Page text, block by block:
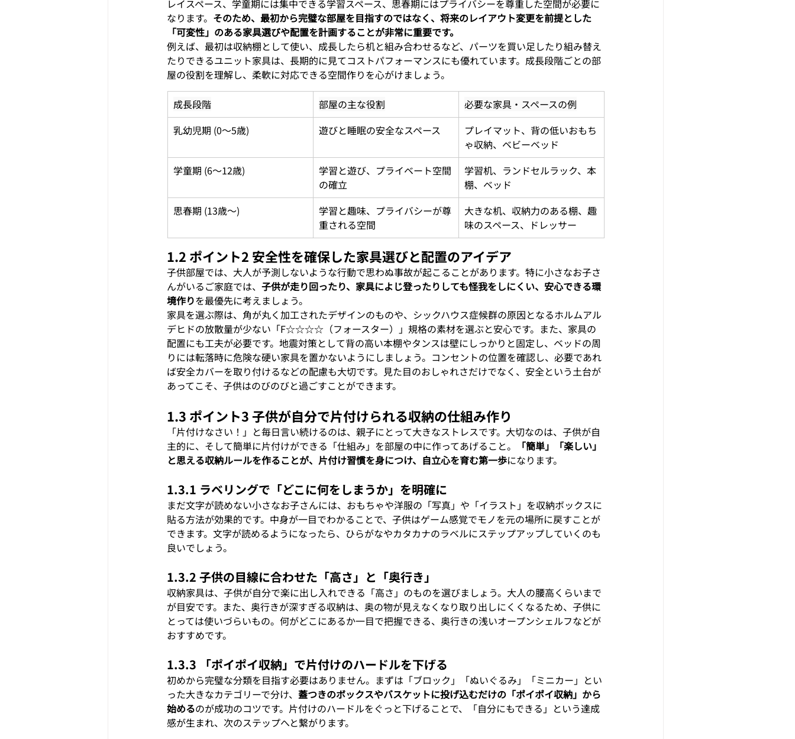
レイスペース、学童期には集中できる学習スペース、思春期にはプライバシーを尊重した空間が必要に
なります。 そのため、最初から完璧な部屋を目指すのではなく、将来のレイアウト変更を前提とした
「可変性」のある家具選びや配置を計画することが非常に重要です。
例えば、最初は収納棚として使い、成長したら机と組み合わせるなど、パーツを買い足したり組み替え
たりできるユニット家具は、長期的に見てコストパフォーマンスにも優れています。成長段階ごとの部
屋の役割を理解し、柔軟に対応できる空間作りを心がけましょう。
成長段階 部屋の主な役割
必要な家具・スペースの例
乳幼児期 (0〜5歳)
遊びと睡眠の安全なスペース
プレイマット、背の低いおもち
ゃ収納、ベビーベッド
学童期 (6〜12歳)
学習と遊び、プライベート空間
の確立
学習机、ランドセルラック、本
棚、ベッド
思春期 (13歳〜)
学習と趣味、プライバシーが尊
重される空間
大きな机、収納力のある棚、趣
味のスペース、ドレッサー
1.2 ポイント2 安全性を確保した家具選びと配置のアイデア
子供部屋では、大人が予測しないような行動で思わぬ事故が起こることがあります。特に小さなお子さ
んがいるご家庭では、 子供が走り回ったり、家具によじ登ったりしても怪我をしにくい、安心できる環
境作りを最優先に考えましょう。
家具を選ぶ際は、角が丸く加工されたデザインのものや、シックハウス症候群の原因となるホルムアル
デヒドの放散量が少ない「F☆☆☆☆（フォースター）」規格の素材を選ぶと安心です。また、家具の
配置にも工夫が必要です。地震対策として背の高い本棚やタンスは壁にしっかりと固定し、ベッドの周
りには転落時に危険な硬い家具を置かないようにしましょう。コンセントの位置を確認し、必要であれ
ば安全カバーを取り付けるなどの配慮も大切です。見た目のおしゃれさだけでなく、安全という土台が
あってこそ、子供はのびのびと過ごすことができます。
1.3 ポイント3 子供が自分で片付けられる収納の仕組み作り
「片付けなさい！」と毎日言い続けるのは、親子にとって大きなストレスです。大切なのは、子供が自
主的に、そして簡単に片付けができる「仕組み」を部屋の中に作ってあげること。
「簡単」「楽しい」
と思える収納ルールを作ることが、片付け習慣を身につけ、自立心を育む第一歩になります。
1.3.1 ラベリングで「どこに何をしまうか」を明確に
まだ文字が読めない小さなお子さんには、おもちゃや洋服の「写真」や「イラスト」を収納ボックスに
貼る方法が効果的です。中身が一目でわかることで、子供はゲーム感覚でモノを元の場所に戻すことが
できます。文字が読めるようになったら、ひらがなやカタカナのラベルにステップアップしていくのも
良いでしょう。
1.3.2 子供の目線に合わせた「高さ」と「奥行き」
収納家具は、子供が自分で楽に出し入れできる「高さ」のものを選びましょう。大人の腰高くらいまで
が目安です。また、奥行きが深すぎる収納は、奥の物が見えなくなり取り出しにくくなるため、子供に
とっては使いづらいもの。何がどこにあるか一目で把握できる、奥行きの浅いオープンシェルフなどが
おすすめです。
1.3.3 「ポイポイ収納」で片付けのハードルを下げる
初めから完璧な分類を目指す必要はありません。まずは「ブロック」「ぬいぐるみ」「ミニカー」とい
った大きなカテゴリーで分け、 蓋つきのボックスやバスケットに投げ込むだけの「ポイポイ収納」から
始めるのが成功のコツです。片付けのハードルをぐっと下げることで、「自分にもできる」という達成
感が生まれ、次のステップへと繋がります。